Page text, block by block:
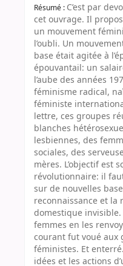
Résumé : C’est par
cet ouvrage. Il
un mouvement
l’oubli. Un
base était agitée à
épouvantail: un
l’aube des années
féminisme radical,
féministe
lettre, ces groupes
blanches
lesbiennes, des
sociales, des
mères. L’objectif est
révolutionnaire: il
sur de nouvelles
reconnaissance et
domestique
femmes en les
courant fut voué aux
féministes. Et
idées et les actions